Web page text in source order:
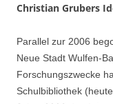
Christian Grubers
Parallel zur 2006
Neue Stadt Wulfen-
Forschungszwecke
Schulbibliothek